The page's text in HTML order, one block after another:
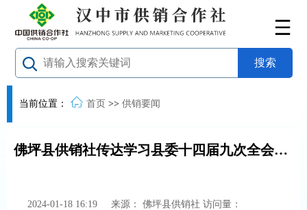
当前位置： 首页 >> 供销要闻
佛坪县供销社传达学习县委十四届九次全会暨县委经济工作会议精神
2024-01-18 16:19 来源： 佛坪县供销社 访问量：